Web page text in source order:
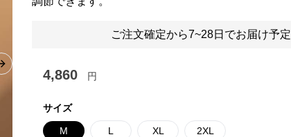
Next slide
ご注文確定から7~28日でお届け予定
4,860 円
サイズ
M L XL 2XL